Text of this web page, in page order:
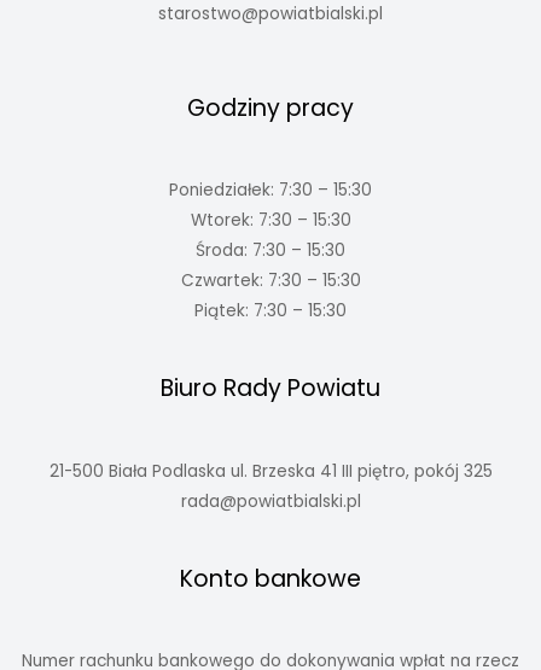
starostwo@powiatbialski.pl
Godziny pracy
Poniedziałek: 7:30 – 15:30
Wtorek: 7:30 – 15:30
Środa: 7:30 – 15:30
Czwartek: 7:30 – 15:30
Piątek: 7:30 – 15:30
Biuro Rady Powiatu
21-500 Biała Podlaska ul. Brzeska 41 III piętro, pokój 325
rada@powiatbialski.pl
Konto bankowe
Numer rachunku bankowego do dokonywania wpłat na rzecz